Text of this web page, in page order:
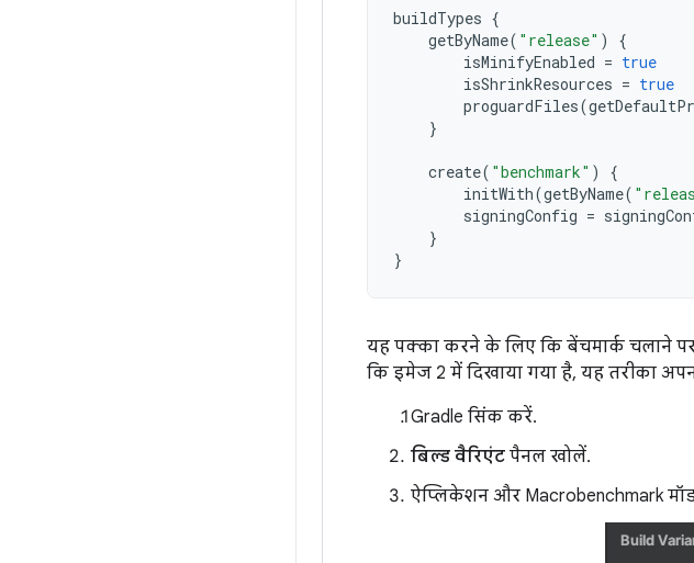
buildTypes {
getByName( "release" )
{
isMinifyEnabled = true
isShrinkResources = true
proguardFiles(
}
create( "benchmark" )
{
initWith(getByName(
signingConfig =
}
}
यह पक्का करने के लिए कि बेंचमार्क चलाने
कि इमेज 2 में दिखाया गया है, यह तरीका
Gradle सिंक करें.
बिल्ड वैरिएंट पैनल खोलें.
ऐप्लिकेशन और Macrobenchmark